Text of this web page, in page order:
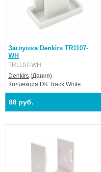
Заглушка Denkirs TR1107-
WH
TR1107-WH
Denkirs (Дания)
Коллекция DK Track White
88 руб.